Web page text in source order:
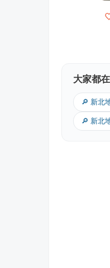
大家都
🔎 新北
🔎 新北